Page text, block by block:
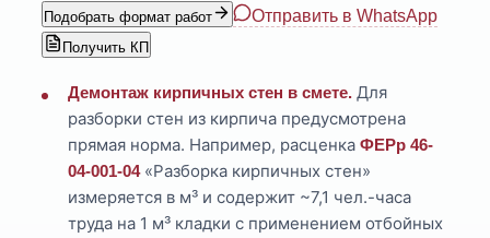
Подобрать формат работ Отправить в WhatsApp
Получить КП
Демонтаж кирпичных стен в смете. Для
разборки стен из кирпича предусмотрена
прямая норма. Например, расценкаФЕРр 46-
04-001-04«Разборка кирпичных стен»
измеряется в м³ и содержит ~7,1 чел.-часа
труда на 1 м³ кладки с применением отбойных